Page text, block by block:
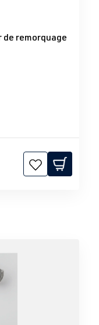
de remorquage